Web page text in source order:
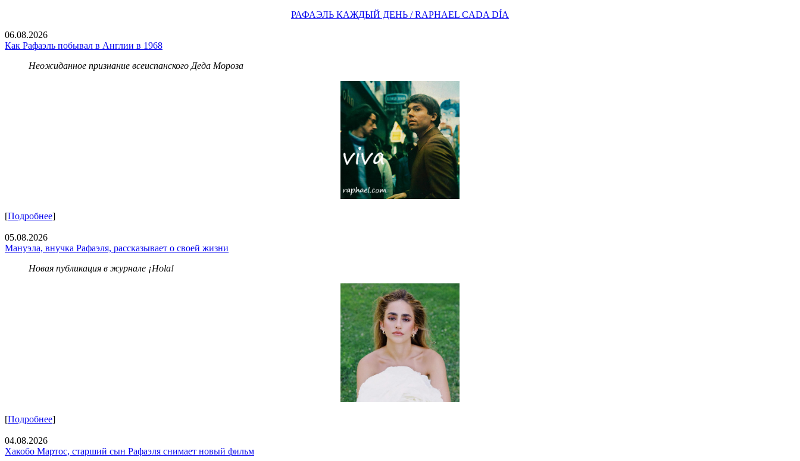
РАФАЭЛЬ КАЖДЫЙ ДЕНЬ / RAPHAEL CADA DÍA
06.08.2026
Как Рафаэль побывал в Англии в 1968
Неожиданное признание всеиспанского Деда Мороза
[Подробнее]
05.08.2026
Мануэла, внучка Рафаэля, рассказывает о своей жизни
Новая публикация в журнале ¡Hola!
[Подробнее]
04.08.2026
Хакобо Мартос, старший сын Рафаэля снимает новый фильм